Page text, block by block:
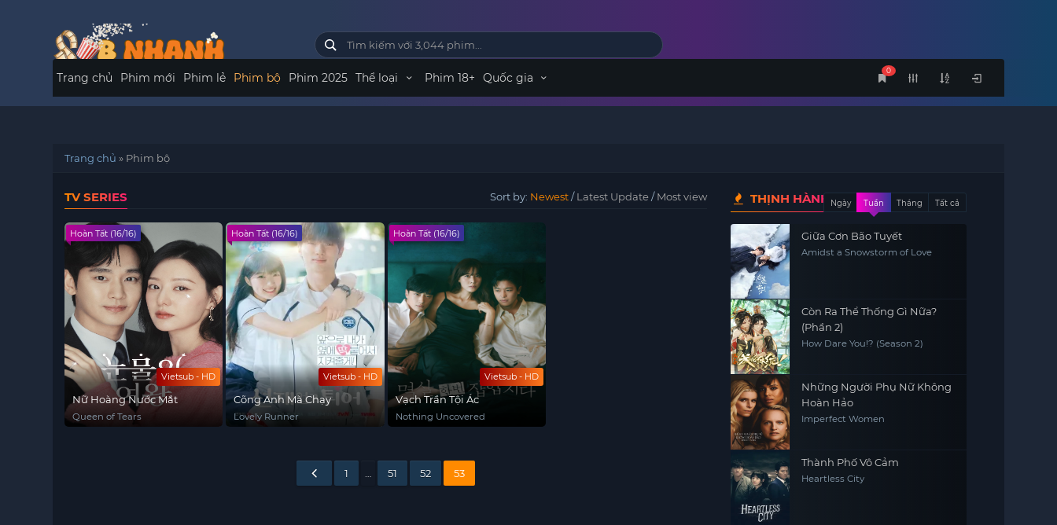
0
Trang chủ Phim mới Phim lẻ Phim bộ Phim 2025 Thể loại Phim 18+ Quốc gia
Trang chủ » Phim bộ
TV SERIES Sort by: Newest/Latest Update/Most view
Vietsub - HD
Hoàn Tất (16/16)
Nữ Hoàng Nước Mắt
Queen of Tears
Vietsub - HD
Hoàn Tất (16/16)
Cõng Anh Mà Chạy
Lovely Runner
Vietsub - HD
Hoàn Tất (16/16)
Vạch Trần Tội Ác
Nothing Uncovered
1 51 52 53
THỊNH HÀNHNgày Tuần Tháng Tất cả
Giữa Cơn Bão Tuyết
Amidst a Snowstorm of Love
Còn Ra Thể Thống Gì Nữa?
(Phần 2)
How Dare You!? (Season 2)
Những Người Phụ Nữ Không
Hoàn Hảo
Imperfect Women
Thành Phố Vô Cảm
Heartless City